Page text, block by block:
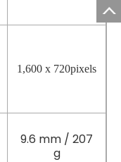
1,600 x 720pixels
9.6 mm / 207
g